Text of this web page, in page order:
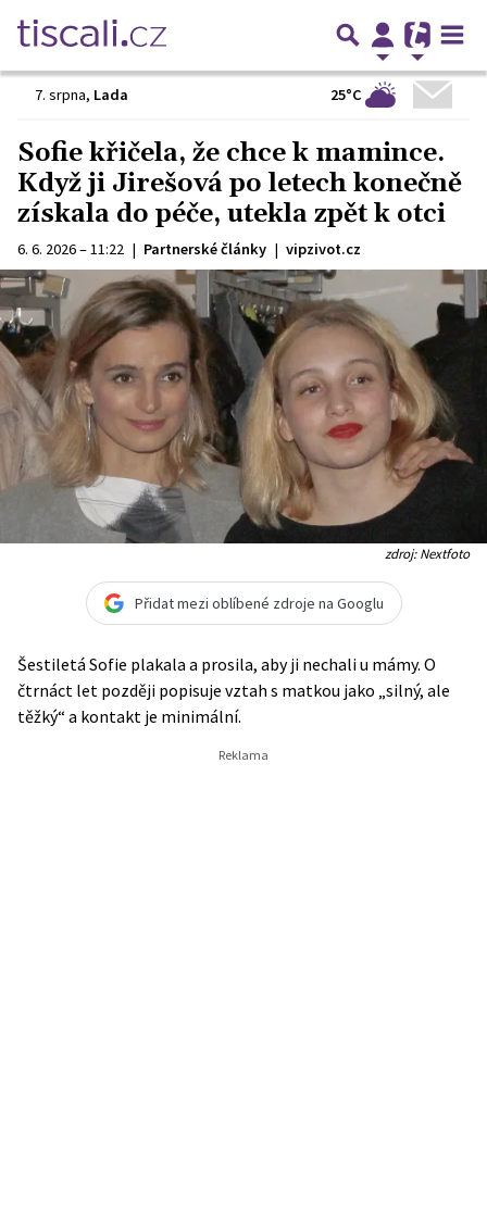
7. srpna, Lada 25°C
Sofie křičela, že chce k mamince.
Když ji Jirešová po letech konečně
získala do péče, utekla zpět k otci
6. 6. 2026 – 11:22 | Partnerské články | vipzivot.cz
zdroj: Nextfoto
Přidat mezi oblíbené zdroje na Googlu
Šestiletá Sofie plakala a prosila, aby ji nechali u mámy. O
čtrnáct let později popisuje vztah s matkou jako „silný, ale
těžký“ a kontakt je minimální.